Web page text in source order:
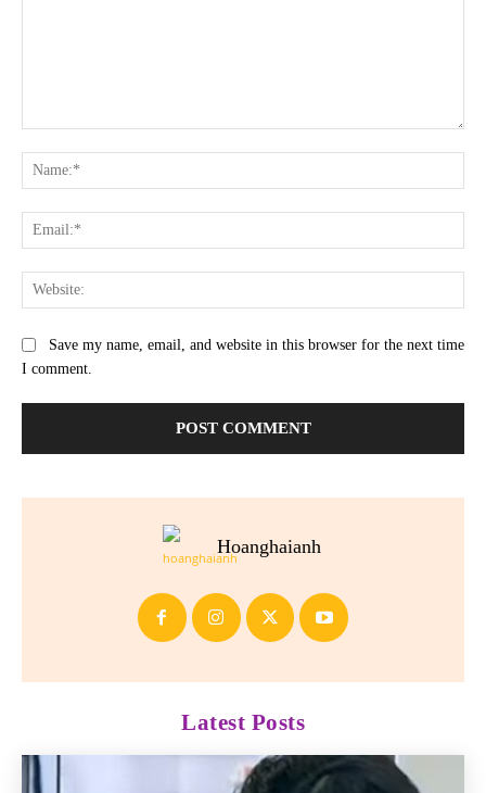
Save my name, email, and website in this browser for the next time
I comment.
Hoanghaianh
Latest Posts